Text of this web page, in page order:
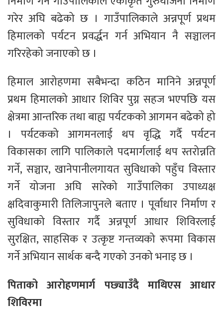
गरेर अघि बढेको छ । गाउँपालिकाले अन्नपूर्ण प्रथम
हिमालको पर्यटन प्रवर्द्धन गर्न अभियान नै सञ्चालन
गरिरहेको जनाएको छ ।
हिमाल आरोहणमा सबैभन्दा कठिन मानिने अन्नपूर्ण
प्रथम हिमालको आधार शिविर पुग्न सहज भएपछि यस
क्षेत्रमा आन्तरिक तथा बाह्य पर्यटकको आगमन बढेको हो
। पर्यटकको आगमनलाई थप वृद्धि गर्दै पर्यटन
विकासका लागि पालिकाले पदमार्गलाई थप स्तरोन्नति
गर्ने, सञ्चार, खानेपानीलगायत सुविधाको पहुँच विस्तार
गर्ने योजना अघि सारेको गाउँपालिका उपाध्यक्ष
क्षदिवाकुमारी तिलिजापुनले बताए । पूर्वाधार निर्माण र
सुविधाको विस्तार गर्दै अन्नपूर्ण आधार शिविरलाई
सुरक्षित, साहसिक र उत्कृष्ट गन्तव्यको रूपमा विकास
गर्ने अभियान सार्थक बन्दै गएको उनको भनाइ छ ।
पिताको आरोहणमार्ग पछ्याउँदै माथिएस आधार
शिविरमा